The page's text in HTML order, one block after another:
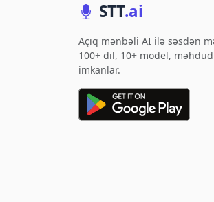
STT.ai
Açıq mənbəli AI ilə səsdən
100+ dil, 10+ model,
imkanlar.